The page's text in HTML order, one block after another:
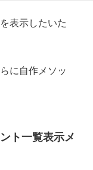
表示したいた
に自作メソッ
ト一覧表示メ